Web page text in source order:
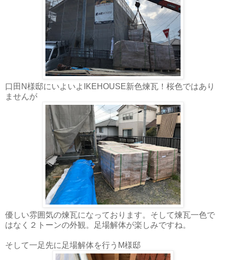
口田N様邸にいよいよIKEHOUSE新色煉瓦！桜色ではあり
ませんが
優しい雰囲気の煉瓦になっております。そして煉瓦一色で
はなく２トーンの外観。足場解体が楽しみですね。
そして一足先に足場解体を行うM様邸